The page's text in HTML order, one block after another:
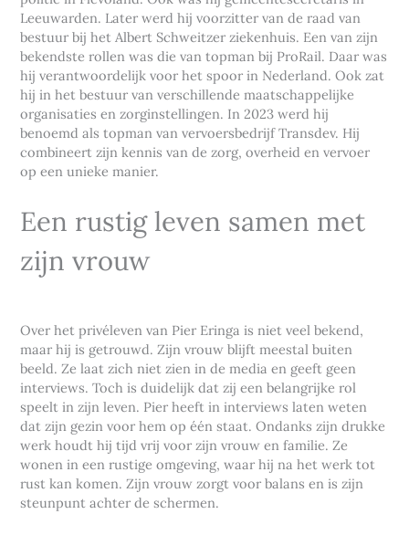
Leeuwarden. Later werd hij voorzitter van de raad van
bestuur bij het Albert Schweitzer ziekenhuis. Een van zijn
bekendste rollen was die van topman bij ProRail. Daar was
hij verantwoordelijk voor het spoor in Nederland. Ook zat
hij in het bestuur van verschillende maatschappelijke
organisaties en zorginstellingen. In 2023 werd hij
benoemd als topman van vervoersbedrijf Transdev. Hij
combineert zijn kennis van de zorg, overheid en vervoer
op een unieke manier.
Een rustig leven samen met
zijn vrouw
Over het privéleven van Pier Eringa is niet veel bekend,
maar hij is getrouwd. Zijn vrouw blijft meestal buiten
beeld. Ze laat zich niet zien in de media en geeft geen
interviews. Toch is duidelijk dat zij een belangrijke rol
speelt in zijn leven. Pier heeft in interviews laten weten
dat zijn gezin voor hem op één staat. Ondanks zijn drukke
werk houdt hij tijd vrij voor zijn vrouw en familie. Ze
wonen in een rustige omgeving, waar hij na het werk tot
rust kan komen. Zijn vrouw zorgt voor balans en is zijn
steunpunt achter de schermen.